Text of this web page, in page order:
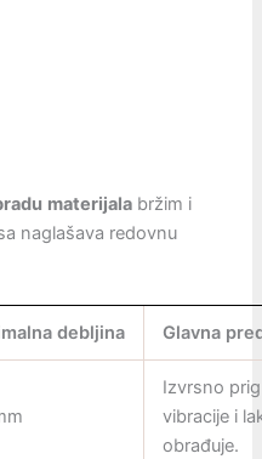
materijala bržim i
naglašava redovnu
debljina Glavna
Izvrsno
vibracije i
obrađuje.